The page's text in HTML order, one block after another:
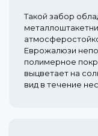
Такой забор
Еврожалюзи
полимерное
выцветает на
вид в течение